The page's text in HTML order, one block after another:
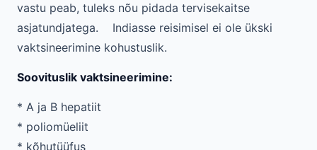
vastu peab, tuleks nõu pidada tervisekaitse
asjatundjatega. Indiasse reisimisel ei ole ükski
vaktsineerimine kohustuslik.
Soovituslik vaktsineerimine:
* A ja B hepatiit
* poliomüeliit
* kõhutüüfus